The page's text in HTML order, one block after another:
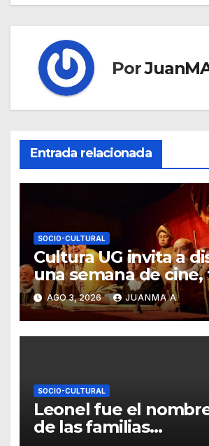
Por
Entrada relacionada
SOCIO-CULTURAL
Cultura UG invita a
una semana de
exposiciones
AGO 3, 2026 JUANMA A
SOCIO-CULTURAL
Leonel fue el
de las familias